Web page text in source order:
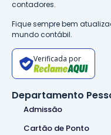
contadores.
Fique sempre bem
mundo contábil.
Verificada por
Departamento
Admissão
Cartão de Ponto